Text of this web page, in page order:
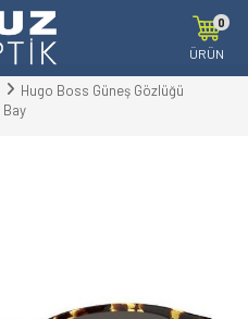
0
ÜRÜN
Hugo Boss Güneş Gözlüğü
Bay